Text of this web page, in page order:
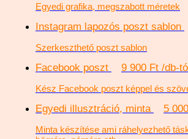
Egyedi grafika, megszabott méretek
Instagram lapozós poszt sablon
Szerkeszthető poszt sablon
Facebook poszt 9 900 Ft /db-
Kész Facebook poszt képpel és
Egyedi illusztráció, minta 5
Minta készítése ami ráhelyezhető